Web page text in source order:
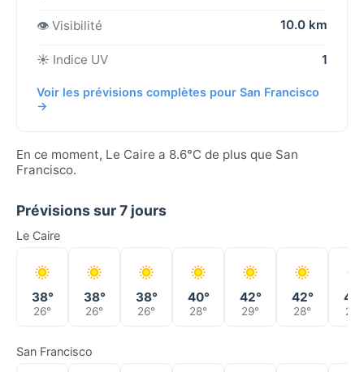
👁️ Visibilité 10.0 km
☀️ Indice UV 1
Voir les prévisions complètes pour San Francisco
→
En ce moment, Le Caire a 8.6°C de plus que San
Francisco.
Prévisions sur 7 jours
Le Caire
38°
26°
38°
26°
38°
26°
40°
28°
42°
29°
42°
28° 28°
San Francisco